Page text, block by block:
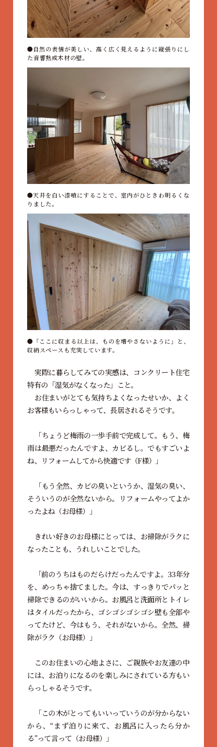
自然の表情が美しい、高く広く見えるように縦張りにし
た音響熟成木材の壁。
天井を白い漆喰にすることで、室内がひときわ明るくな
りました。
「ここに収まる以上は、ものを増やさないように」と、
収納スペースも充実しています。
実際に暮らしてみての実感は、コンクリート住宅
特有の「湿気がなくなった」こと。
お住まいがとても気持ちよくなったせいか、よく
お客様もいらっしゃって、長居されるそうです。
「ちょうど梅雨の一歩手前で完成して。もう、梅
雨は最悪だったんですよ、カビるし。でもすごいよ
ね、リフォームしてから快適です（F様）」
「もう全然、カビの臭いというか、湿気の臭い、
そういうのが全然ないから。リフォームやってよか
ったよね（お母様）」
きれい好きのお母様にとっては、お掃除がラクに
なったことも、うれしいことでした。
「前のうちはものだらけだったんですよ。33年分
を、めっちゃ捨てました。今は、すっきりでパッと
掃除できるのがいいから。お風呂と洗面所とトイレ
はタイルだったから、ゴシゴシゴシゴシ壁も全部や
ってたけど、今はもう、それがないから。全然、掃
除がラク（お母様）」
このお住まいの心地よさに、ご親族やお友達の中
には、お泊りになるのを楽しみにされている方もい
らっしゃるそうです。
「この木がとってもいいっていうのが分からない
から、“まず泊りに来て、お風呂に入ったら分か
る”って言って（お母様）」